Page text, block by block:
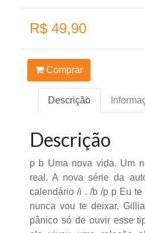
R$ 49,90
Comprar
Descrição
Descrição
p b Uma nova vida. Um
real. A nova série da
calendário /i . /b /p p Eu
nunca vou te deixar.
pânico só de ouvir esse